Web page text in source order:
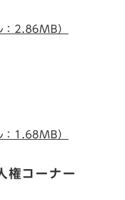
2.86MB）
1.68MB）
権コーナー